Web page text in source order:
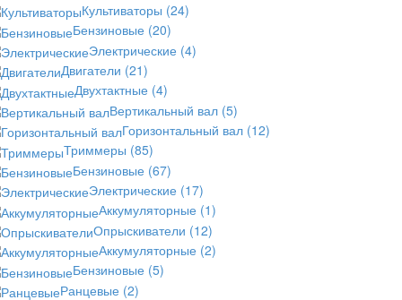
Культиваторы (24)
Бензиновые (20)
Электрические (4)
Двигатели (21)
Двухтактные (4)
Вертикальный вал (5)
Горизонтальный вал (12)
Триммеры (85)
Бензиновые (67)
Электрические (17)
Аккумуляторные (1)
Опрыскиватели (12)
Аккумуляторные (2)
Бензиновые (5)
Ранцевые (2)